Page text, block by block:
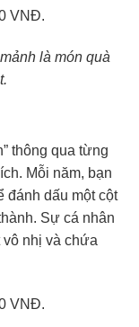
VNĐ.
là món quà
thông qua từng
Mỗi năm, bạn
đánh dấu một cột
Sự cá nhân
vô nhị và chứa
VNĐ.